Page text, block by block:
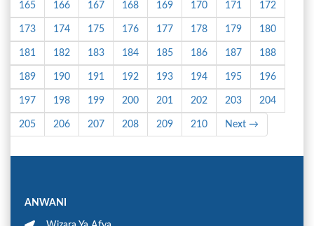
165 166 167 168 169 170 171 172
173 174 175 176 177 178 179 180
181 182 183 184 185 186 187 188
189 190 191 192 193 194 195 196
197 198 199 200 201 202 203 204
205 206 207 208 209 210 Next →
ANWANI